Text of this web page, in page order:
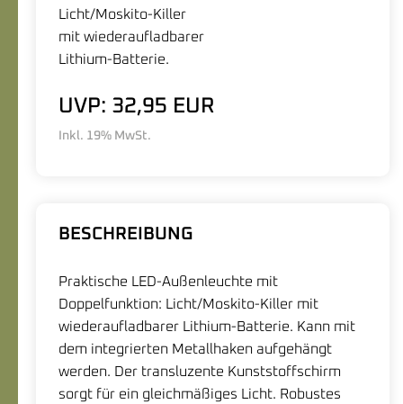
Licht/Moskito-Killer
mit wiederaufladbarer
Lithium-Batterie.
UVP: 32,95 EUR
Inkl. 19% MwSt.
BESCHREIBUNG
Praktische LED-Außenleuchte mit
Doppelfunktion: Licht/Moskito-Killer mit
wiederaufladbarer Lithium-Batterie. Kann mit
dem integrierten Metallhaken aufgehängt
werden. Der transluzente Kunststoffschirm
sorgt für ein gleichmäßiges Licht. Robustes